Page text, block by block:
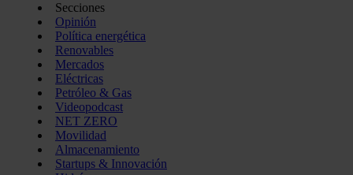
Secciones
Opinión
Política energética
Renovables
Mercados
Eléctricas
Petróleo & Gas
Videopodcast
NET ZERO
Movilidad
Almacenamiento
Startups & Innovación